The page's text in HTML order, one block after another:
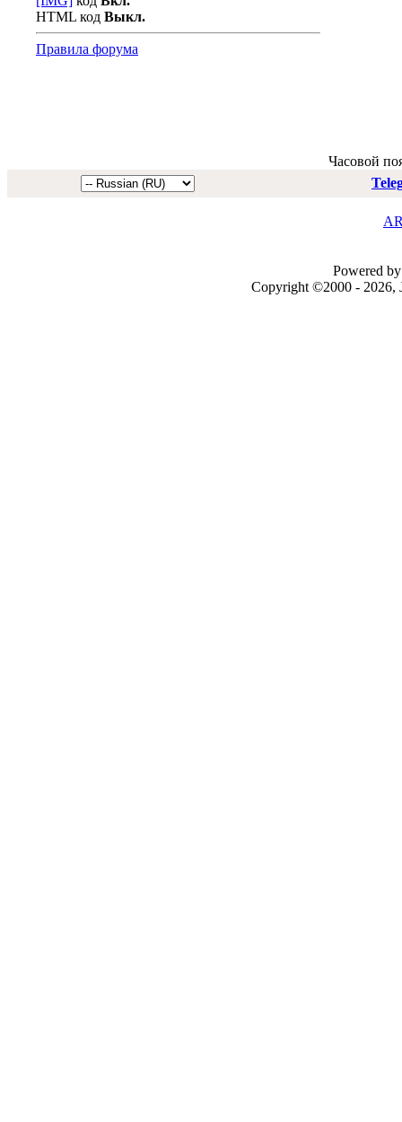
HTML код Выкл.
Правила форума
Часовой
Powered
Copyright ©2000 - 2026,